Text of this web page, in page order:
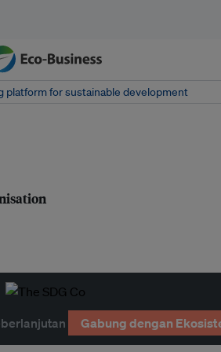
platform for sustainable development
Gabung dengan